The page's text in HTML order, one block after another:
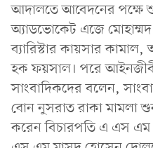
আদালতে আবেদনের পক্ষে
অ্যাডভোকেট এজে
ব্যারিস্টার কায়সার
হক ফয়সাল। পরে
সাংবাদিকদের বলেন,
বোন নুসরাত রাকা মামলা
করেন বিচারপতি এ এস